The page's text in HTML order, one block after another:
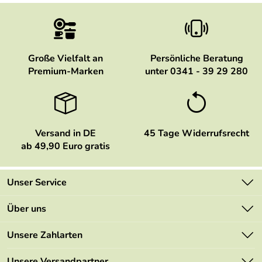
Große Vielfalt an
Premium-Marken
Persönliche Beratung
unter 0341 - 39 29 280
Versand in DE
ab 49,90 Euro gratis
45 Tage Widerrufsrecht
Unser Service
Kontakt
Mehrwertsteuerfrei
Über uns
Marken
Unsere Zahlarten